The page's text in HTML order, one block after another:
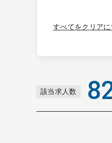
すべてをクリアに
該当求人数